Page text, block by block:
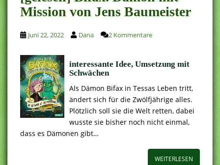
Mission von Jens Baumeister
Juni 22, 2022 Dana 2 Kommentare
interessante Idee, Umsetzung mit
Schwächen
Als Dämon Bifax in Tessas Leben tritt,
ändert sich für die Zwölfjährige alles.
Plötzlich soll sie die Welt retten, dabei
wusste sie bisher noch nicht einmal,
dass es Dämonen gibt…
WEITERLESEN